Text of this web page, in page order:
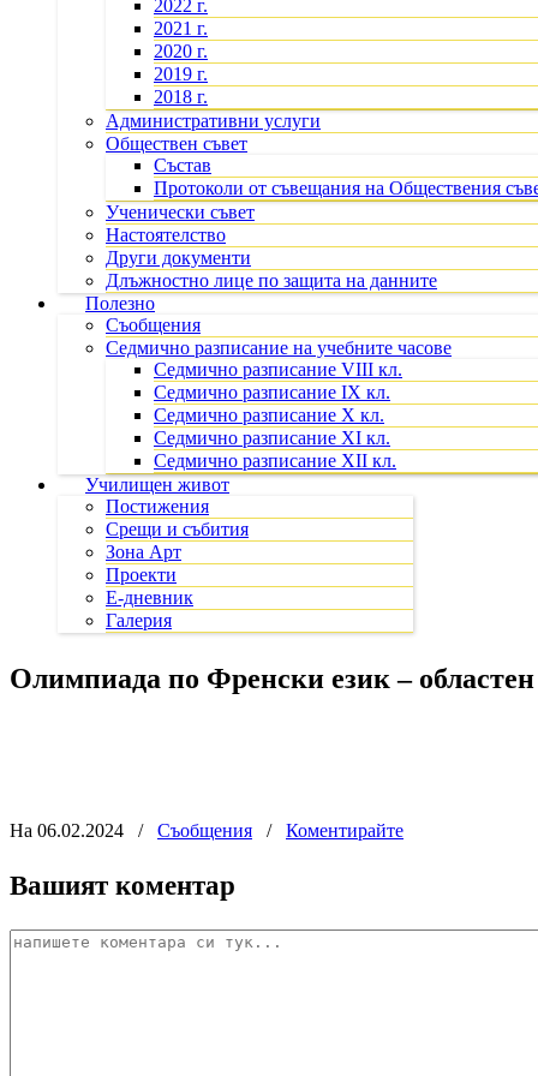
2022 г.
2021 г.
2020 г.
2019 г.
2018 г.
Административни услуги
Обществен съвет
Състав
Протоколи от съвещания на Обществения
Ученически съвет
Настоятелство
Други документи
Длъжностно лице по защита на данните
Полезно
Съобщения
Седмично разписание на учебните часове
Седмично разписание VIII кл.
Седмично разписание IX кл.
Седмично разписание X кл.
Седмично разписание XI кл.
Седмично разписание XII кл.
Училищен живот
Постижения
Срещи и събития
Зона Арт
Проекти
Е-дневник
Галерия
Oлимпиада по Френски език –
На 06.02.2024 / Съобщения / Коментирайте
Вашият коментар